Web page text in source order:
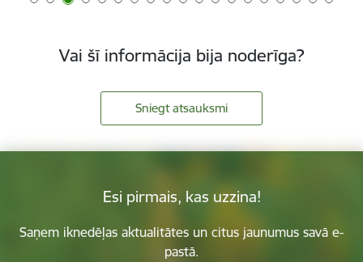
Vai šī informācija bija noderīga?
Sniegt atsauksmi
Esi pirmais, kas uzzina!
Saņem iknedēļas aktualitātes un citus jaunumus savā e-
pastā.